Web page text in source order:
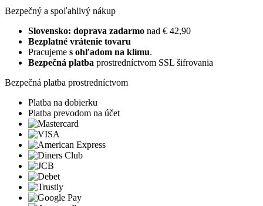
Bezpečný a spoľahlivý nákup
Slovensko: doprava zadarmo nad € 42,90
Bezplatné vrátenie tovaru
Pracujeme s ohľadom na klímu.
Bezpečná platba prostredníctvom SSL šifrovania
Bezpečná platba prostredníctvom
Platba na dobierku
Platba prevodom na účet